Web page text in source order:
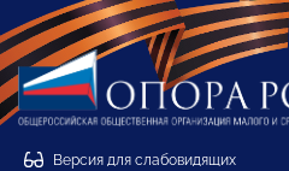
Версия для слабовидящих